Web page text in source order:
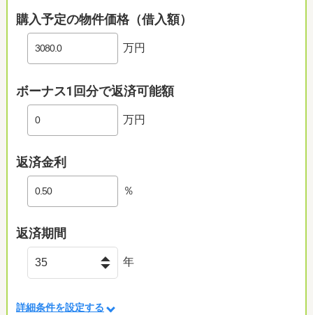
購入予定の物件価格（借入額）
万円
ボーナス1回分で返済可能額
万円
返済金利
％
返済期間
年
詳細条件を設定する